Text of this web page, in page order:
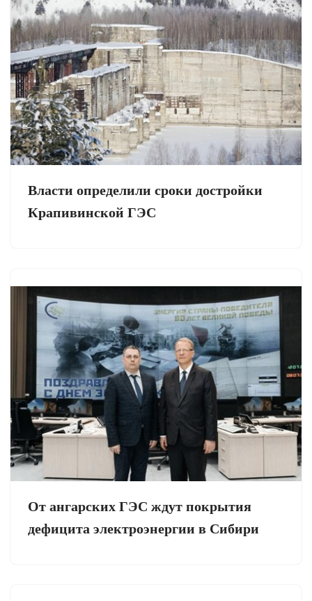
Власти определили сроки достройки
Крапивинской ГЭС
От ангарских ГЭС ждут покрытия
дефицита электроэнергии в Сибири